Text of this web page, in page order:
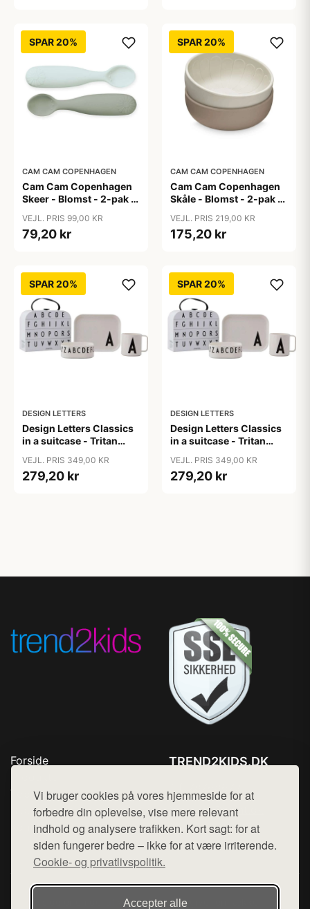
Vi bruger cookies på vores hjemmeside for at
forbedre din oplevelse, vise mere relevant
indhold og analysere trafikken. Kort sagt: for at
siden fungerer bedre – ikke for at være irriterende.
Cookie- og privatlivspolitik.
Accepter alle
SPAR 20%
CAM CAM COPENHAGEN
Cam Cam Copenhagen
Skeer - Blomst - 2-pak -
VEJL. PRIS 99,00 KR
79,20 kr
SPAR 20%
CAM CAM COPENHAGEN
Cam Cam Copenhagen
Skåle - Blomst - 2-pak -
VEJL. PRIS 219,00 KR
175,20 kr
SPAR 20%
DESIGN LETTERS
Design Letters Classics
in a suitcase - Tritan
VEJL. PRIS 349,00 KR
279,20 kr
SPAR 20%
DESIGN LETTERS
Design Letters Classics
in a suitcase - Tritan
VEJL. PRIS 349,00 KR
279,20 kr
Forside
Top Rabatter
Blog
Kontakt
TREND2KIDS.DK
Mail: hej@want.dk
Cookie- og privatlivspolitik
Denne side er en del af want.dk, der udgiver en række